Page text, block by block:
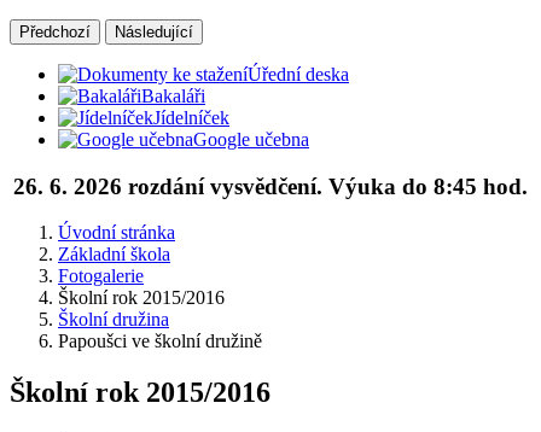
Předchozí Následující
Úřední deska
Bakaláři
Jídelníček
Google učebna
26. 6. 2026 rozdání vysvědčení. Výuka do 8:45 hod.
Úvodní stránka
Základní škola
Fotogalerie
Školní rok 2015/2016
Školní družina
Papoušci ve školní družině
Školní rok 2015/2016